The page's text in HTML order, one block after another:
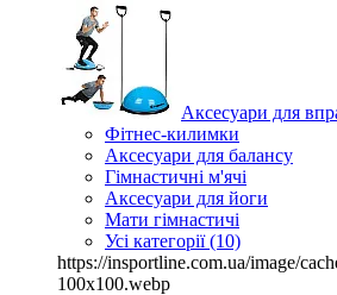
Аксесуари для
Фітнес-килимки
Аксесуари для балансу
Гімнастичні м'ячі
Аксесуари для йоги
Мати гімнастичі
Усі категорії (10)
https://insportline.com.ua/image/
100x100.webp